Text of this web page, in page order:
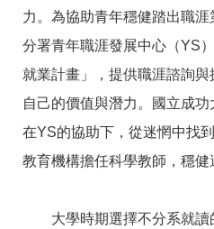
意
信
箱
常
見
問
答
雙
語
詞
彙
RSS
力。為協助青年穩健踏出職
分署青年職涯發展中心（YS
就業計畫」，提供職涯諮詢
自己的價值與潛力。國立成功
在YS的協助下，從迷惘中找
教育機構擔任科學教師，穩健
大學時期選擇不分系就讀